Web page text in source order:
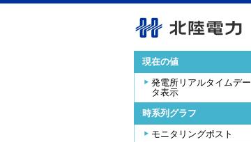
現在の値
発電所リアルタイムデー
タ表示
時系列グラフ
モニタリングポスト